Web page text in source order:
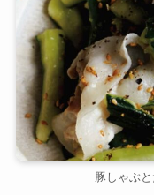
豚しゃぶ